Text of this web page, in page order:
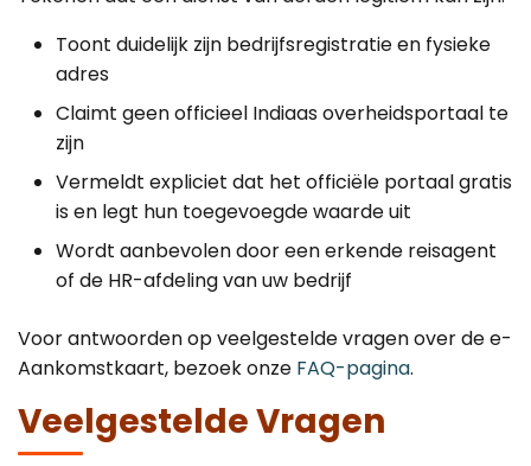
Toont duidelijk zijn bedrijfsregistratie en fysieke
adres
Claimt geen officieel Indiaas overheidsportaal te
zijn
Vermeldt expliciet dat het officiële portaal gratis
is en legt hun toegevoegde waarde uit
Wordt aanbevolen door een erkende reisagent
of de HR-afdeling van uw bedrijf
Voor antwoorden op veelgestelde vragen over de e-
Aankomstkaart, bezoek onze FAQ-pagina.
Veelgestelde Vragen